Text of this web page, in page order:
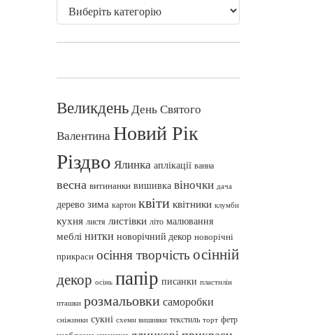
ВеликденьДень Святого
ВалентинаНовий Рік
Різдво Ялинка аплікації ванна
весна витинанки вишивка віночки дача
дерево зима картон квіти квітники клумби
кухня листя листівки літо малювання
меблі нитки новорічний декор новорічні
прикраси осіння творчість осінній
декор осінь папір писанки пластилін
пташки розмальовки саморобки
сніжинки сукні схеми вишивки текстиль торт фетр